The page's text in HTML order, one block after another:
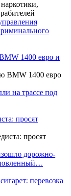
1400 евро и
на трассе под
просят
дорожно-
перевозка